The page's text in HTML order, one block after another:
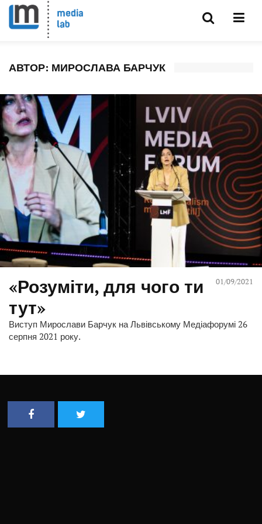
АВТОР: МИРОСЛАВА БАРЧУК
01/09/2021
«Розуміти, для чого ти
тут»
Виступ Мирослави Барчук на Львівському Медіафорумі 26
серпня 2021 року.